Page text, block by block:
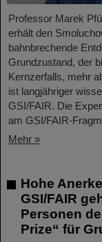
Professor Marek
erhält den
bahnbrechende
Grundzustand, der
Kernzerfalls, mehr
ist langjähriger
GSI/FAIR. Die
am GSI/FAIR-
Mehr »
Hohe
GSI/FAIR
Personen
Prize“ für